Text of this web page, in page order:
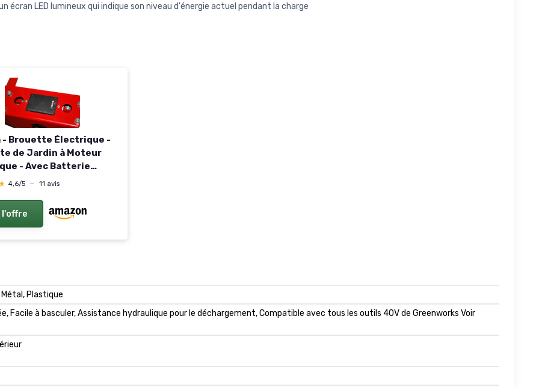
écran LED lumineux qui indique son niveau d'énergie actuel pendant la charge
- Brouette Électrique -
de Jardin à Moteur
- Avec Batterie
- Autonomie 4 à 6
Terrain Pente
4,6/5 — 11 avis
l'offre
Plastique
Facile à basculer, Assistance hydraulique pour le déchargement, Compatible avec tous les outils 40V de Greenworks Voir